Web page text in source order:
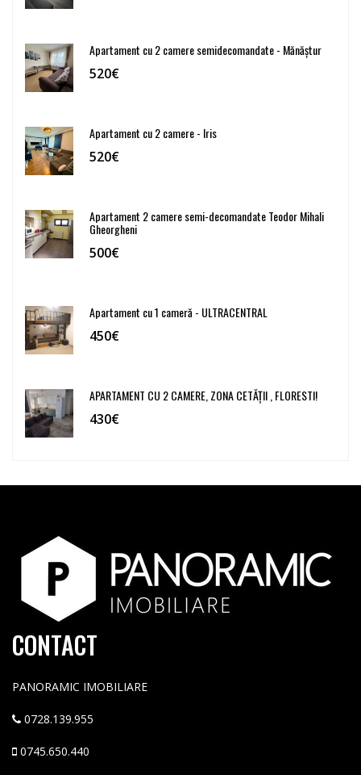
Apartament cu 2 camere semidecomandate - Mănăștur
520€
Apartament cu 2 camere - Iris
520€
Apartament 2 camere semi-decomandate Teodor Mihali
Gheorgheni
500€
Apartament cu 1 cameră - ULTRACENTRAL
450€
APARTAMENT CU 2 CAMERE, ZONA CETĂȚII , FLORESTI!
430€
CONTACT
PANORAMIC IMOBILIARE
0728.139.955
0745.650.440